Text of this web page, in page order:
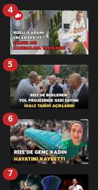
4
5
6
7